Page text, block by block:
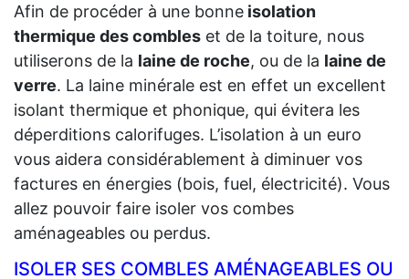
Afin de procéder à une bonne isolation
thermique des combles et de la toiture, nous
utiliserons de la laine de roche, ou de la laine de
verre. La laine minérale est en effet un excellent
isolant thermique et phonique, qui évitera les
déperditions calorifuges. L’isolation à un euro
vous aidera considérablement à diminuer vos
factures en énergies (bois, fuel, électricité). Vous
allez pouvoir faire isoler vos combes
aménageables ou perdus.
ISOLER SES COMBLES AMÉNAGEABLES OU